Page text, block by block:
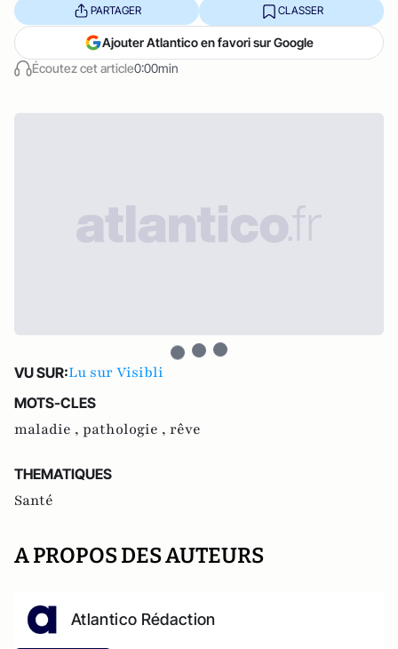
Écoutez cet article0:00min
PARTAGER CLASSER
Ajouter Atlantico en favori sur Google
VU SUR:Lu sur Visibli
MOTS-CLES
maladie , pathologie , rêve
THEMATIQUES
Santé
A PROPOS DES AUTEURS
Atlantico Rédaction